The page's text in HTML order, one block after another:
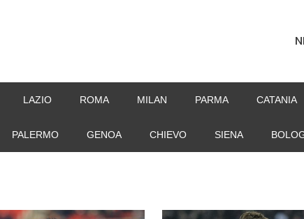
LAZIO ROMA MILAN PARMA CATANIA
PALERMO GENOA CHIEVO SIENA